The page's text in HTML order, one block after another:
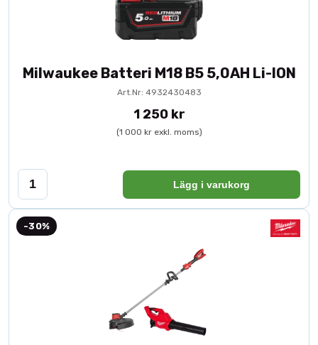
Milwaukee Batteri M18 B5 5,0AH Li-ION
Art.Nr: 4932430483
1 250 kr
(1 000 kr exkl. moms)
Lägg i varukorg
-30%